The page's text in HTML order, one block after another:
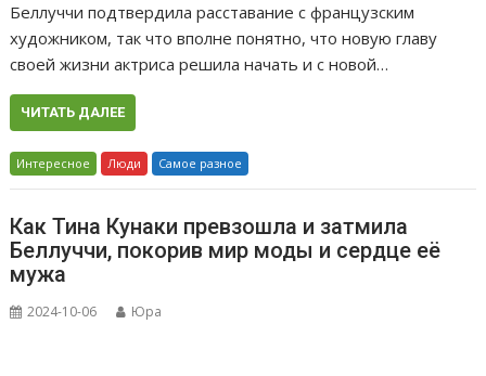
Беллуччи подтвердила расставание с французским
художником, так что вполне понятно, что новую главу
своей жизни актриса решила начать и с новой…
ЧИТАТЬ ДАЛЕЕ
Интересное Люди Самое разное
Как Тина Кунаки превзошла и затмила
Беллуччи, покорив мир моды и сердце её
мужа
2024-10-06 Юра